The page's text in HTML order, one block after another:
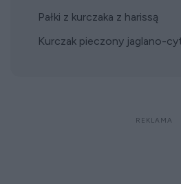
Pałki z kurczaka z harissą
Kurczak pieczony jaglano-